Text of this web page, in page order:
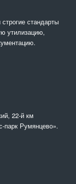
стандарты
утилизацию,
22-й км
парк Румянцево».